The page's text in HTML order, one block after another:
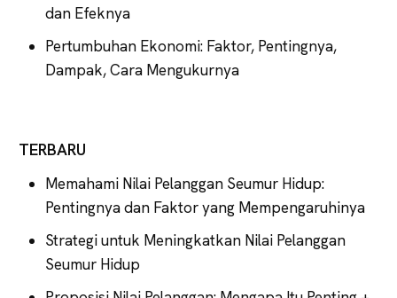
dan Efeknya
Pertumbuhan Ekonomi: Faktor, Pentingnya,
Dampak, Cara Mengukurnya
TERBARU
Memahami Nilai Pelanggan Seumur Hidup:
Pentingnya dan Faktor yang Mempengaruhinya
Strategi untuk Meningkatkan Nilai Pelanggan
Seumur Hidup